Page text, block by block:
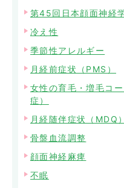
第45回日本顔面神経
冷え性
季節性アレルギー
月経前症状（PMS）
女性の育毛・増毛コ
症）
月経随伴症状（MDQ）
骨盤血流調整
顔面神経麻痺
不眠